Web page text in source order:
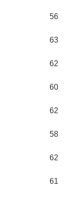
56
63
62
60
62
58
62
61